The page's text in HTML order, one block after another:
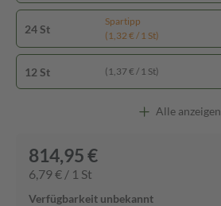
24 St
Spartipp
(1,32 € / 1 St)
12 St (1,37 € / 1 St)
Alle anzeigen
814,95 €
6,79 € / 1 St
Verfügbarkeit unbekannt